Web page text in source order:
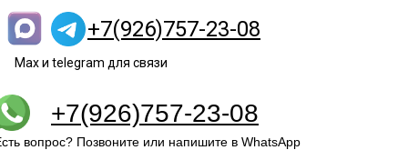
+7(926)757-23-08
Max и telegram для связи
вопрос? Позвоните или напишите в WhatsApp
+7(926)757-23-08